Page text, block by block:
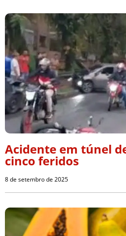
Acidente em túnel
cinco feridos
8 de setembro de 2025